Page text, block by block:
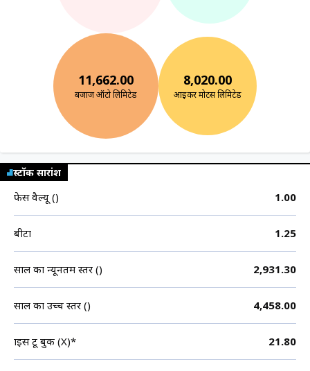
11,662.00
बजाज ऑटो लिमिटेड
8,020.00
आइकर मोटर्स लिमिटेड
स्टॉक सारांश
फेस वैल्यू (₹) 1.00
बीटा 1.25
साल का न्यूनतम स्तर (₹) 2,931.30
साल का उच्च स्तर (₹) 4,458.00
प्राइस टू बुक (X)* 21.80